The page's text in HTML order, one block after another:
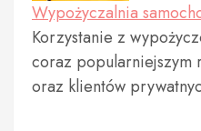
Wypożyczalnia
Korzystanie z
coraz popularniejszym
oraz klientów